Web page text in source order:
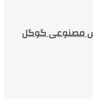
مصنوعی گوگل